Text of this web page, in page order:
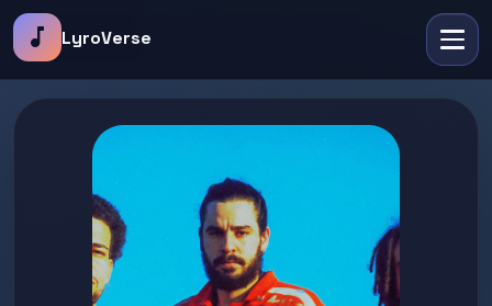
music_note LyroVerse